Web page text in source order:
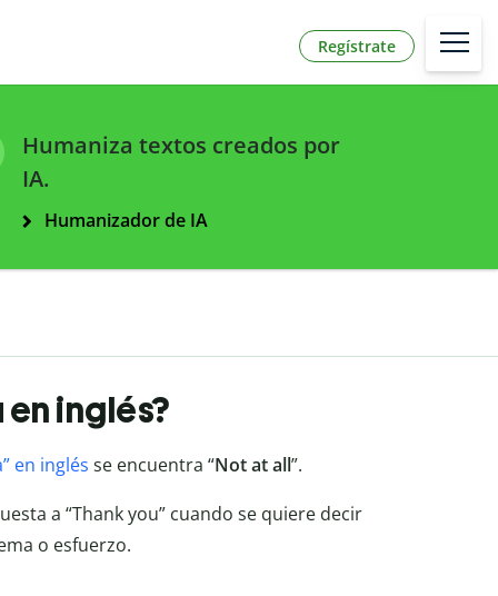
Regístrate
Humaniza textos creados por
IA.
Humanizador de IA
inglés?
en inglés se encuentra “Not at all”.
a “Thank you” cuando se quiere decir
o esfuerzo.